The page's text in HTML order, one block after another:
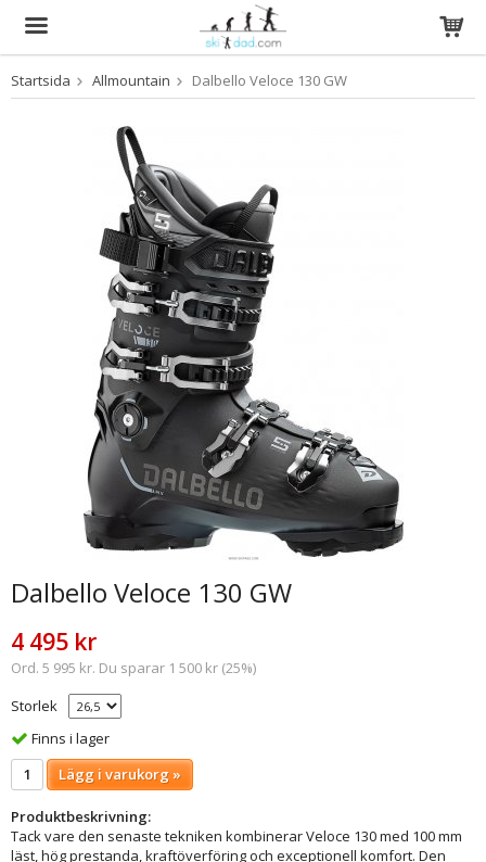
Produkten har blivit tillagd i varukorgen
Startsida Allmountain Dalbello Veloce 130 GW
Dalbello Veloce 130 GW
4 495 kr
Ord. 5 995 kr. Du sparar 1 500 kr (25%)
Storlek
Finns i lager
Lägg i varukorg »
Produktbeskrivning:
Tack vare den senaste tekniken kombinerar Veloce 130 med 100 mm
läst, hög prestanda, kraftöverföring och exceptionell komfort. Den